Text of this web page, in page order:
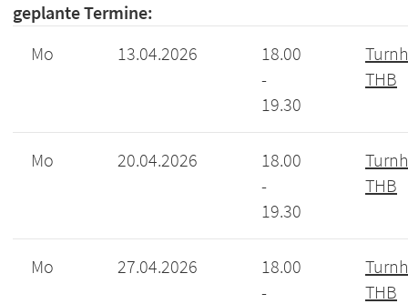
geplante Termine:
Mo
13.04.2026
18.00
-
19.30
THB
Mo 20.04.2026
18.00
-
19.30
THB
Mo 27.04.2026
18.00
-
THB